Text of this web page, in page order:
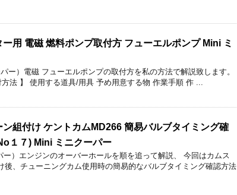
用 電磁 燃料ポンプ取付方 フューエルポンプ Mini ミ
ー）電磁 フューエルポンプの取付方を私の方法で解説致します。
法 】 使用する道具/用具 予め用意する物 作業手順 作 ...
組付け ケントカムMD266 簡易バルブタイミング確
１７) Mini ミニクーパー
ー）エンジンのオーバーホールを順を追って解説、 今回はカムス
後、チューニングカム使用時の簡易的なバルブタイミング確認方法